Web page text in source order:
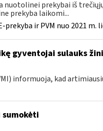
nuotolinei prekybai iš
prekyba laikomi...
prekyba ir PVM nuo 2021 m.
gyventojai sulauks
informuoja, kad